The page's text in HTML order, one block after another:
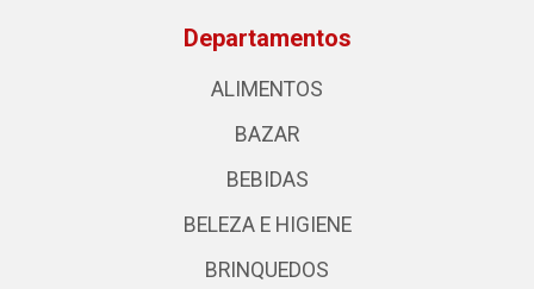
Departamentos
ALIMENTOS
BAZAR
BEBIDAS
BELEZA E HIGIENE
BRINQUEDOS